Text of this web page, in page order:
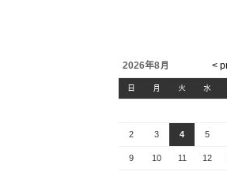
2026年8月
日 月 火 水
2 3 4 5
9 10 11 12